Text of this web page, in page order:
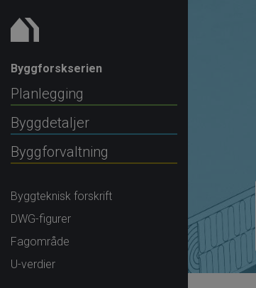
Byggforskserien
Planlegging
Byggdetaljer
Byggforvaltning
Byggteknisk forskrift
DWG-figurer
Fagområde
U-verdier